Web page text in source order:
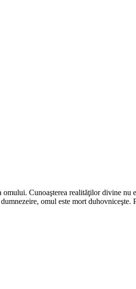
Cunoaşterea realităţilor divine
omul este mort